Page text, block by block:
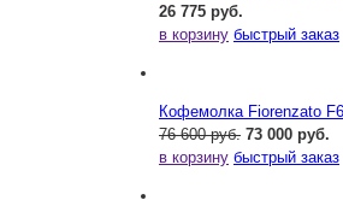
26 775 руб.
в корзину быстрый заказ
Кофемолка Fiorenzato
76 600 руб. 73 000 руб.
в корзину быстрый заказ